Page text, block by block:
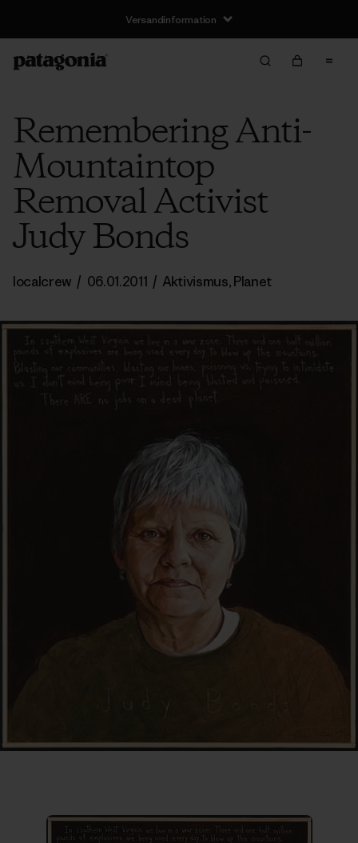
Versandinformation
Remembering Anti-
Mountaintop
Removal Activist
Judy Bonds
localcrew / 06.01.2011 / Aktivismus,Planet